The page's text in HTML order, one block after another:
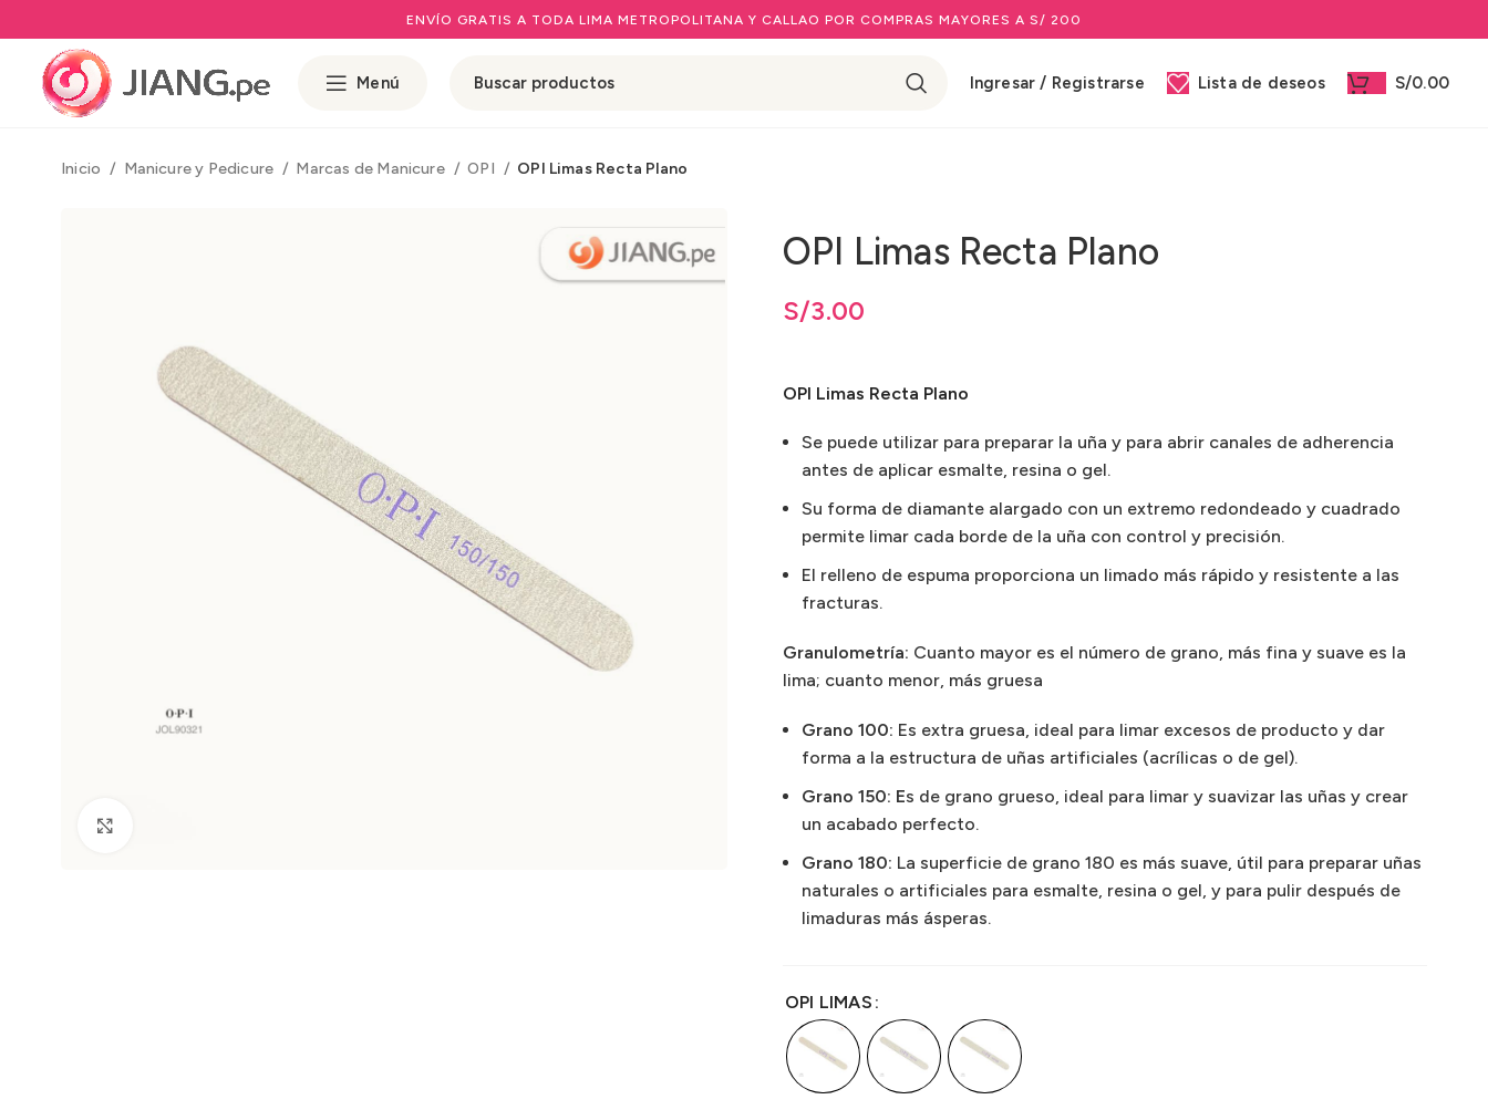
ENVÍO GRATIS A TODA LIMA METROPOLITANA Y CALLAO POR COMPRAS MAYORES A S/ 200
Menú Ingresar / Registrarse Lista de deseos S/0.00
Inicio Manicure y Pedicure Marcas de Manicure OPI OPI Limas Recta Plano
OPI Limas Recta Plano
S/3.00
S/3.00
OPI Limas Recta Plano
Se puede utilizar para preparar la uña y para abrir canales de adherencia
antes de aplicar esmalte, resina o gel.
Su forma de diamante alargado con un extremo redondeado y cuadrado
permite limar cada borde de la uña con control y precisión.
El relleno de espuma proporciona un limado más rápido y resistente a las
fracturas.
Granulometría: Cuanto mayor es el número de grano, más fina y suave es la
lima; cuanto menor, más gruesa
Grano 100: Es extra gruesa, ideal para limar excesos de producto y dar
forma a la estructura de uñas artificiales (acrílicas o de gel).
Grano 150: Es de grano grueso, ideal para limar y suavizar las uñas y crear
un acabado perfecto.
Grano 180: La superficie de grano 180 es más suave, útil para preparar uñas
naturales o artificiales para esmalte, resina o gel, y para pulir después de
limaduras más ásperas.
OPI LIMAS